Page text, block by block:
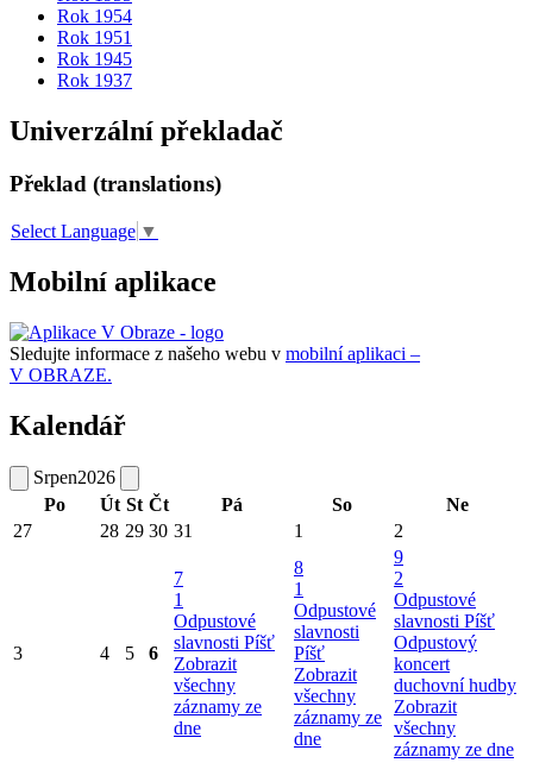
Rok 1954
Rok 1951
Rok 1945
Rok 1937
Univerzální překladač
Překlad (translations)
Select Language ▼
Mobilní aplikace
Sledujte informace z našeho webu v mobilní aplikaci –
V OBRAZE.
Kalendář
Srpen2026
Po
Út St Čt Pá So
Ne
27
28 29 30 31 1 2
3 4 5 6
7
1
Odpustové
slavnosti Píšť
Zobrazit
všechny
záznamy ze
dne
8
1
Odpustové
slavnosti
Píšť
Zobrazit
všechny
záznamy ze
dne
9
2
Odpustové
slavnosti Píšť
Odpustový
koncert
duchovní hudby
Zobrazit
všechny
záznamy ze dne